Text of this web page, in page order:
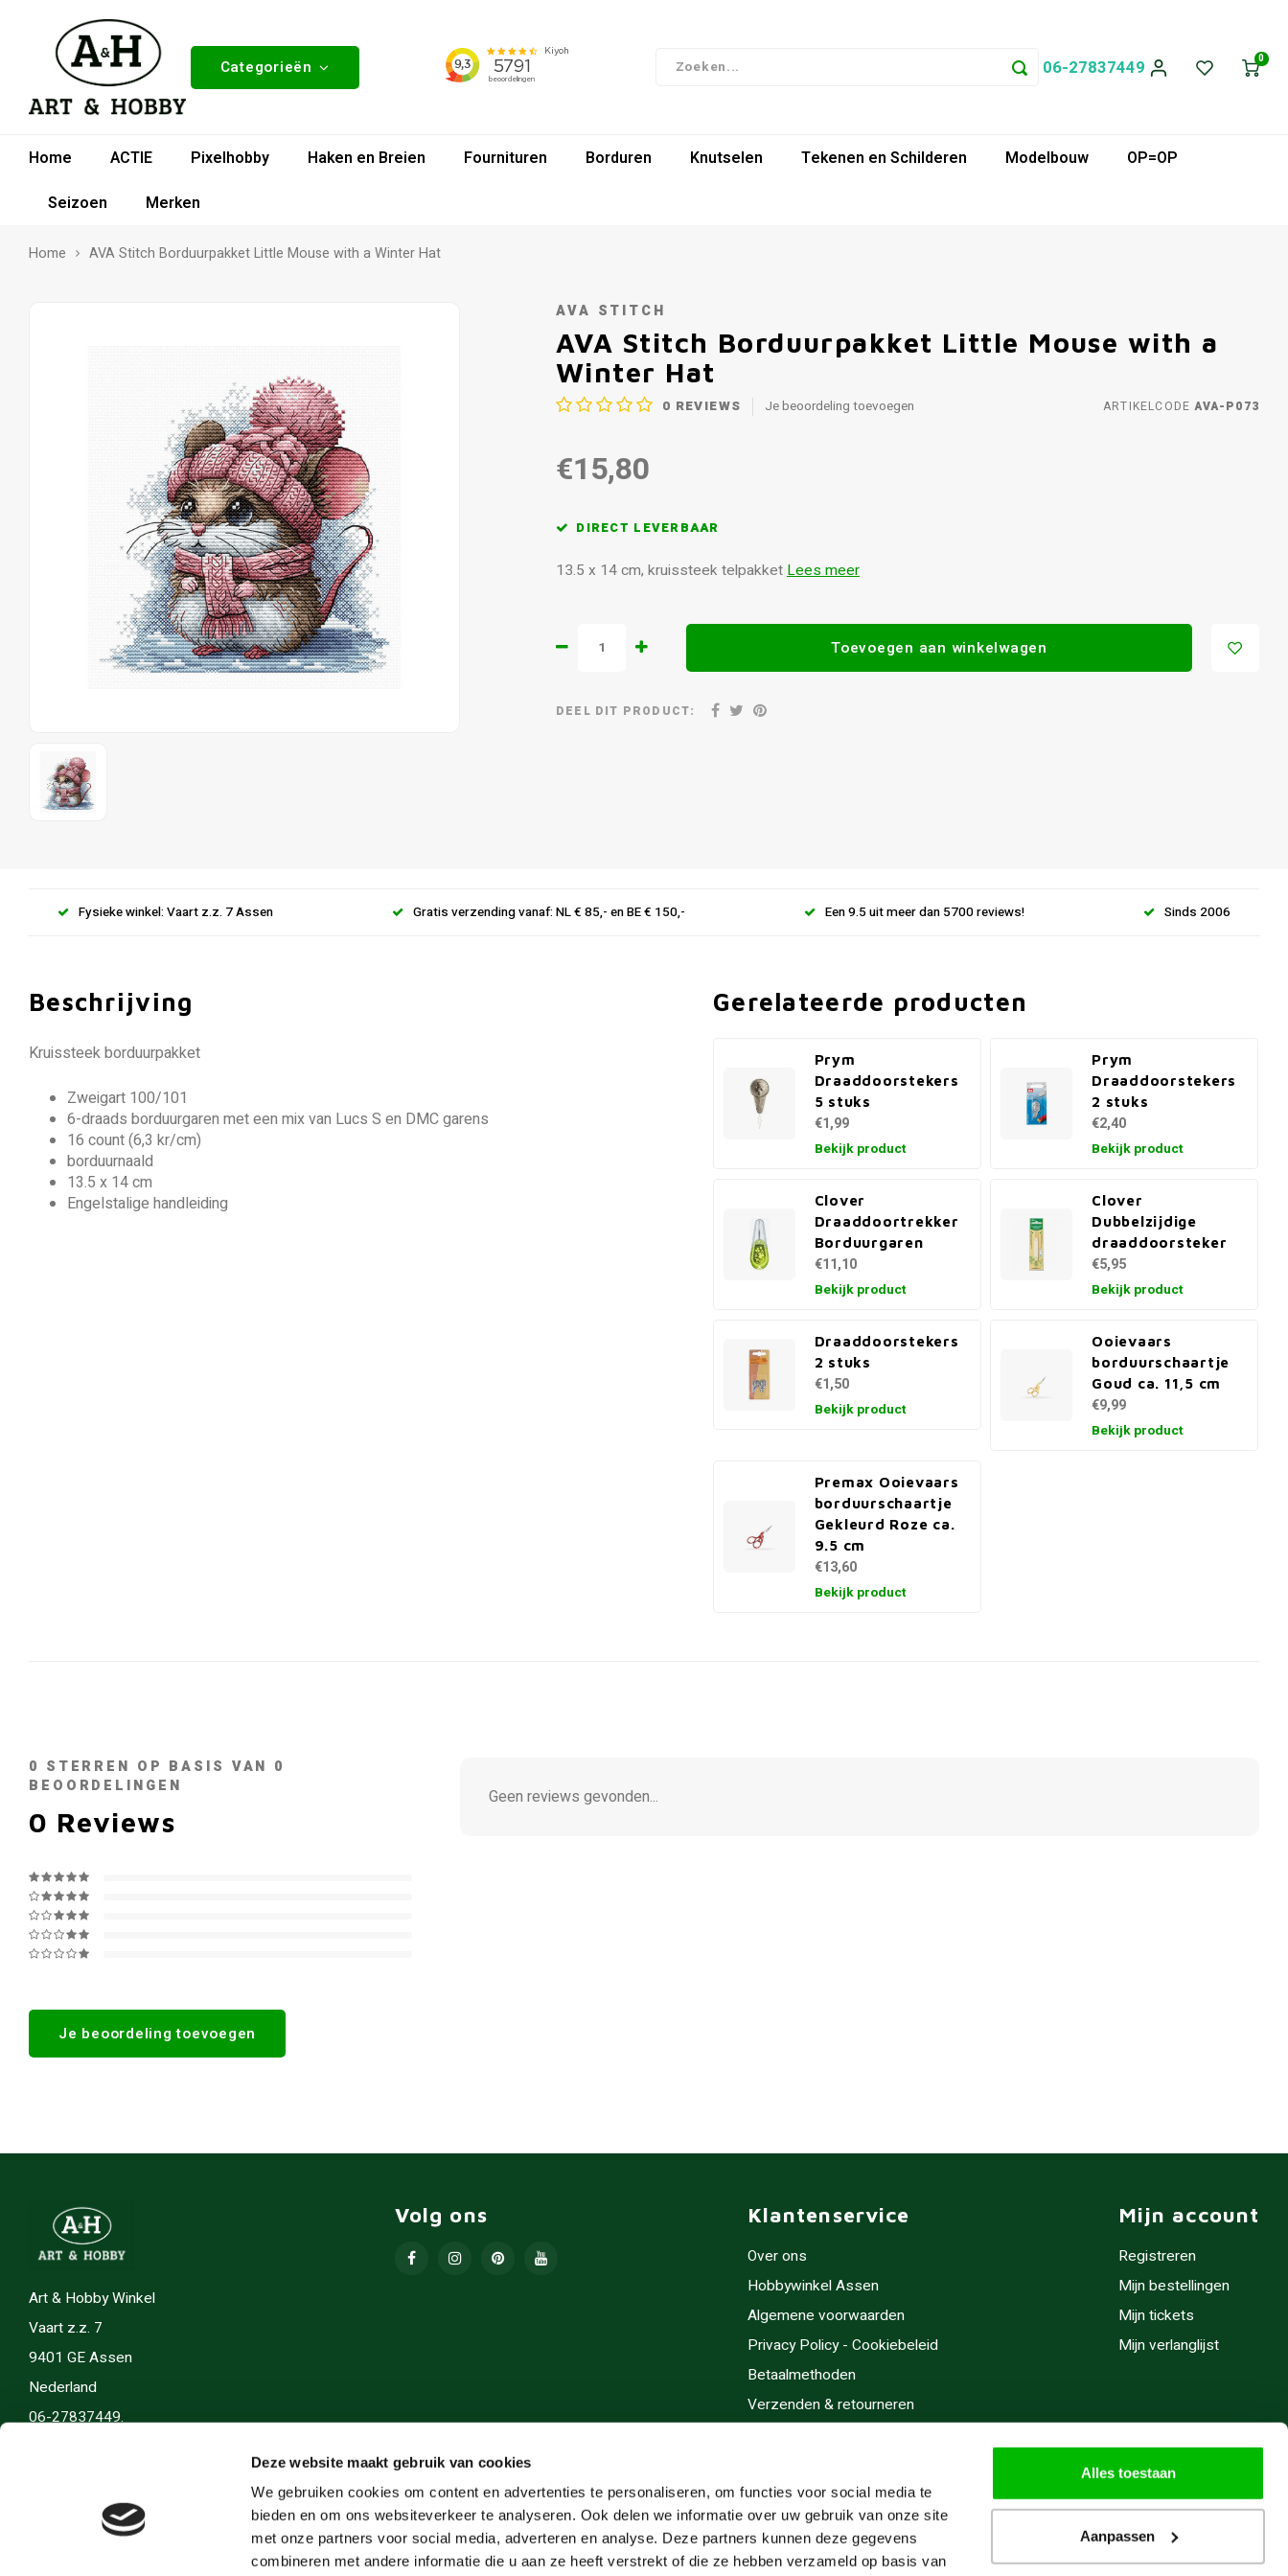
Deze website maakt gebruik van cookies
We gebruiken cookies om content en advertenties te personaliseren, om functies voor social media te
bieden en om ons websiteverkeer te analyseren. Ook delen we informatie over uw gebruik van onze site
met onze partners voor social media, adverteren en analyse. Deze partners kunnen deze gegevens
combineren met andere informatie die u aan ze heeft verstrekt of die ze hebben verzameld op basis van
Alles toestaan
Aanpassen
Categorieën 06-27837449 0
Home ACTIE Pixelhobby Haken en Breien Fournituren Borduren Knutselen Tekenen en Schilderen Modelbouw
OP=OP
Seizoen
Merken
Home AVA Stitch Borduurpakket Little Mouse with a Winter Hat
AVA STITCH
AVA Stitch Borduurpakket Little Mouse with a
Winter Hat
0 REVIEWS Je beoordeling toevoegen ARTIKELCODE AVA-P073
€15,80
DIRECT LEVERBAAR
13.5 x 14 cm, kruissteek telpakketLees meer
Toevoegen aan winkelwagen
DEEL DIT PRODUCT:
Fysieke winkel: Vaart z.z. 7 Assen Gratis verzending vanaf: NL € 85,- en BE € 150,- Een 9.5 uit meer dan 5700 reviews! Sinds 2006
Beschrijving
Kruissteek borduurpakket
Zweigart 100/101
6-draads borduurgaren met een mix van Lucs S en DMC garens
16 count (6,3 kr/cm)
borduurnaald
13.5 x 14 cm
Engelstalige handleiding
Gerelateerde producten
Prym
Draaddoorstekers
5 stuks
€1,99
Bekijk product
Prym
Draaddoorstekers
2 stuks
€2,40
Bekijk product
Clover
Draaddoortrekker
Borduurgaren
€11,10
Bekijk product
Clover
Dubbelzijdige
draaddoorsteker
€5,95
Bekijk product
Draaddoorstekers
2 stuks
€1,50
Bekijk product
Ooievaars
borduurschaartje
Goud ca. 11,5 cm
€9,99
Bekijk product
Premax Ooievaars
borduurschaartje
Gekleurd Roze ca.
9.5 cm
€13,60
Bekijk product
0 STERREN OP BASIS VAN 0
BEOORDELINGEN
0 Reviews
Je beoordeling toevoegen
Geen reviews gevonden...
Art & Hobby Winkel
Vaart z.z. 7
9401 GE Assen
Nederland
06-27837449.
Volg ons Klantenservice
Over ons
Hobbywinkel Assen
Algemene voorwaarden
Privacy Policy - Cookiebeleid
Betaalmethoden
Verzenden & retourneren
Cadeaubonnen
Inlijsten
Servicegebieden
Mijn account
Registreren
Mijn bestellingen
Mijn tickets
Mijn verlanglijst